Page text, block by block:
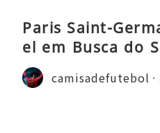
Paris Saint-
el em Busca do
ecutivo da Liga
camisadefutebol